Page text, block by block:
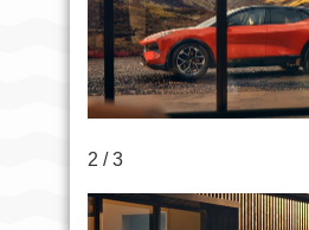
2 / 3